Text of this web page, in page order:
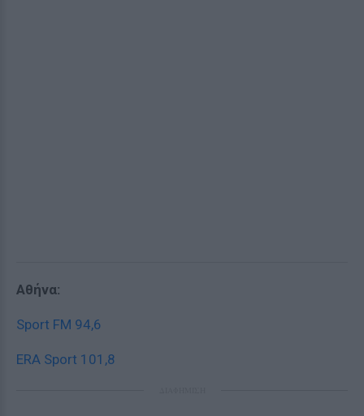
Αθήνα:
Sport FM 94,6
ERA Sport 101,8